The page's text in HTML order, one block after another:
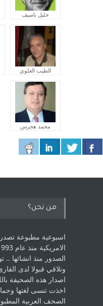
خليل ناصيف
الطيب العلوي
محمد هجرس
من نحن؟
اسبوعية مطبوعة تصدر
الصدور منذ انشائها
‏وتلاقي قبولا لدى
اصدار هذه الصحيفة
اخذت ‏تنسى لغتها
الصحف العربية